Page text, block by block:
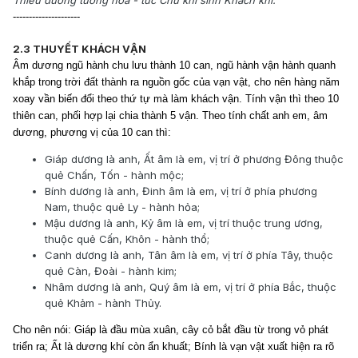
---------------------
2.3 THUYẾT KHÁCH VẬN
Âm dương ngũ hành chu lưu thành 10 can, ngũ hành vận hành quanh
khắp trong trời đất thành ra nguồn gốc của vạn vật, cho nên hàng năm
xoay vần biến đổi theo thứ tự mà làm khách vận. Tính vận thì theo 10
thiên can, phối hợp lại chia thành 5 vận. Theo tính chất anh em, âm
dương, phương vị của 10 can thì:
Giáp dương là anh, Ất âm là em, vị trí ở phương Đông thuộc
quẻ Chấn, Tốn - hành mộc;
Bính dương là anh, Đinh âm là em, vị trí ở phía phương
Nam, thuộc quẻ Ly - hành hỏa;
Mậu dương là anh, Kỷ âm là em, vị trí thuộc trung ương,
thuộc quẻ Cấn, Khôn - hành thổ;
Canh dương là anh, Tân âm là em, vị trí ở phía Tây, thuộc
quẻ Càn, Đoài - hành kim;
Nhâm dương là anh, Quý âm là em, vị trí ở phía Bắc, thuộc
quẻ Khảm - hành Thủy.
Cho nên nói: Giáp là đầu mùa xuân, cây cỏ bắt đầu từ trong vỏ phát
triển ra; Ất là dương khí còn ẩn khuất; Bính là vạn vật xuất hiện ra rõ